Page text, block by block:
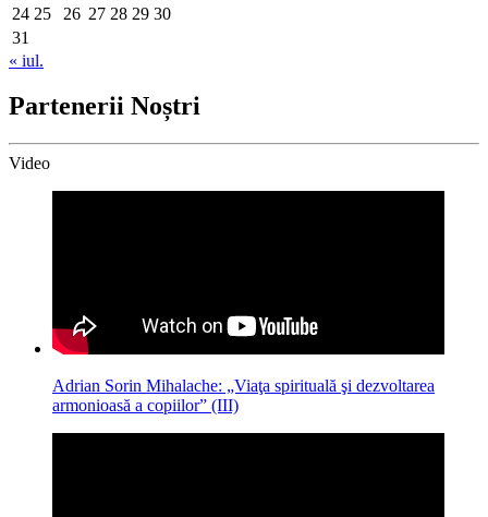
24 25 26 27 28 29 30
31
« iul.
Partenerii Noștri
Video
Adrian Sorin Mihalache: „Viaţa spirituală şi dezvoltarea
armonioasă a copiilor” (III)